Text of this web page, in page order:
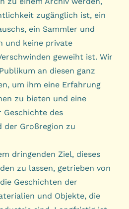
zugänglich ist, ein
ein Sammler und
und keine private
geweiht ist. Wir
an diesen ganz
um ihm eine Erfahrung
zu bieten und eine
des
der Großregion zu
dringenden Ziel, dieses
zu lassen, getrieben von
Geschichten der
und Objekte, die